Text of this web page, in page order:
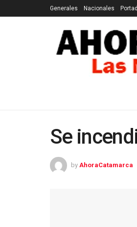
Generales Nacionales
Se
by AhoraCatamarca